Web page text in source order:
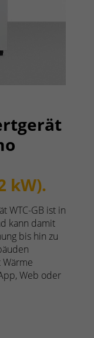
kW).
WTC-GB ist in
kann damit
bis hin zu
Web oder